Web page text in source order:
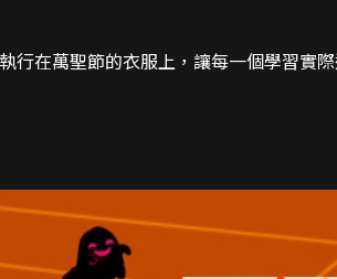
在萬聖節的衣服上，讓每一個學習實